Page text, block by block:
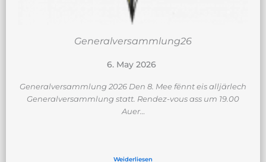
Generalversammlung26
6. May 2026
Generalversammlung 2026 Den 8. Mee fënnt eis alljärlech
Generalversammlung statt. Rendez-vous ass um 19.00
Auer…
Weiderliesen